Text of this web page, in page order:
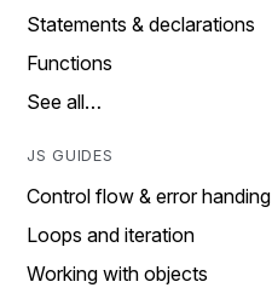
Statements & declarations
Functions
See all…
JS GUIDES
Control flow & error handing
Loops and iteration
Working with objects